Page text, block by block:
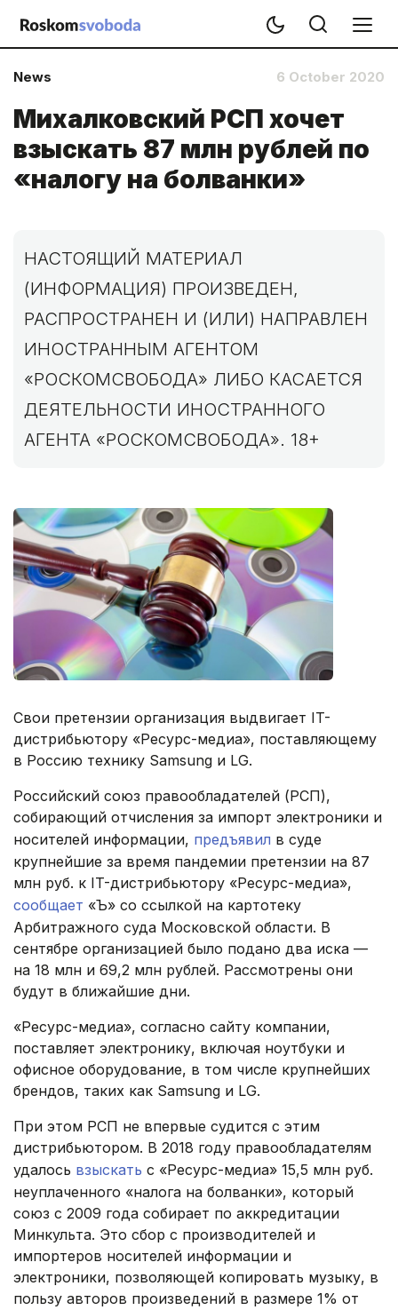
News 6 October 2020
Михалковский РСП хочет
взыскать 87 млн рублей по
«налогу на болванки»
НАСТОЯЩИЙ МАТЕРИАЛ
(ИНФОРМАЦИЯ) ПРОИЗВЕДЕН,
РАСПРОСТРАНЕН И (ИЛИ) НАПРАВЛЕН
ИНОСТРАННЫМ АГЕНТОМ
«РОСКОМСВОБОДА» ЛИБО КАСАЕТСЯ
ДЕЯТЕЛЬНОСТИ ИНОСТРАННОГО
АГЕНТА «РОСКОМСВОБОДА». 18+
Свои претензии организация выдвигает IT-
дистрибьютору «Ресурс-медиа», поставляющему
в Россию технику Samsung и LG.
Российский союз правообладателей (РСП),
собирающий отчисления за импорт электроники и
носителей информации, предъявил в суде
крупнейшие за время пандемии претензии на 87
млн руб. к IT-дистрибьютору «Ресурс-медиа»,
сообщает «Ъ» со ссылкой на картотеку
Арбитражного суда Московской области. В
сентябре организацией было подано два иска —
на 18 млн и 69,2 млн рублей. Рассмотрены они
будут в ближайшие дни.
«Ресурс-медиа», согласно сайту компании,
поставляет электронику, включая ноутбуки и
офисное оборудование, в том числе крупнейших
брендов, таких как Samsung и LG.
При этом РСП не впервые судится с этим
дистрибьютором. В 2018 году правообладателям
удалось взыскать с «Ресурс-медиа» 15,5 млн руб.
неуплаченного «налога на болванки», который
союз с 2009 года собирает по аккредитации
Минкульта. Это сбор с производителей и
импортеров носителей информации и
электроники, позволяющей копировать музыку, в
пользу авторов произведений в размере 1% от